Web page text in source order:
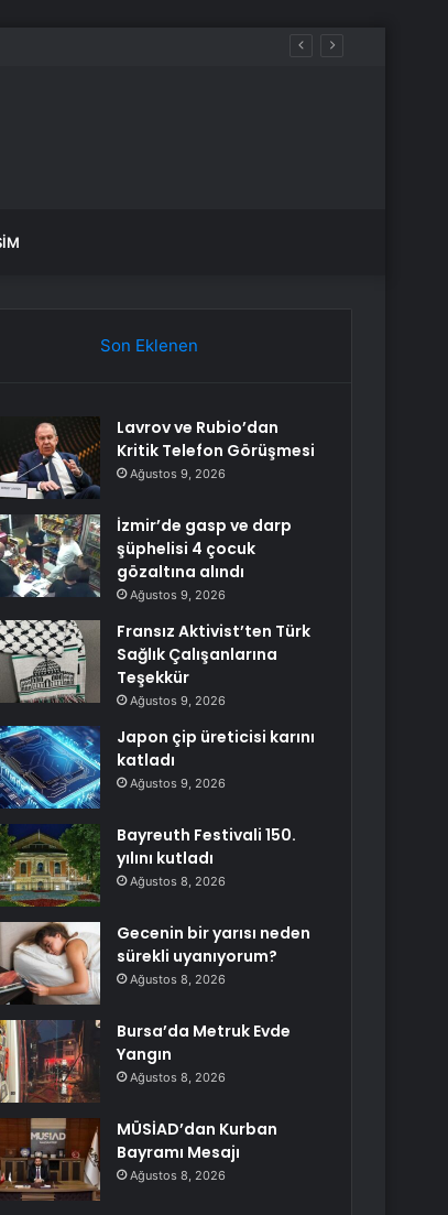
Son Eklenen
Lavrov ve Rubio’dan
Kritik Telefon Görüşmesi
Ağustos 9, 2026
İzmir’de gasp ve darp
şüphelisi 4 çocuk
gözaltına alındı
Ağustos 9, 2026
Fransız Aktivist’ten Türk
Sağlık Çalışanlarına
Teşekkür
Ağustos 9, 2026
Japon çip üreticisi karını
katladı
Ağustos 9, 2026
Bayreuth Festivali 150.
yılını kutladı
Ağustos 8, 2026
Gecenin bir yarısı neden
sürekli uyanıyorum?
Ağustos 8, 2026
Bursa’da Metruk Evde
Yangın
Ağustos 8, 2026
MÜSİAD’dan Kurban
Bayramı Mesajı
Ağustos 8, 2026